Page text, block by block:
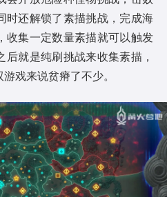
时还解锁了素描挑战，完成海
收集一定数量素描就可以触发
就是纯刷挑战来收集素描，
戏来说贫瘠了不少。